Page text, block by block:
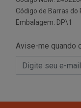
Código de Barras
Embalagem: DP\1
Avise-me quando